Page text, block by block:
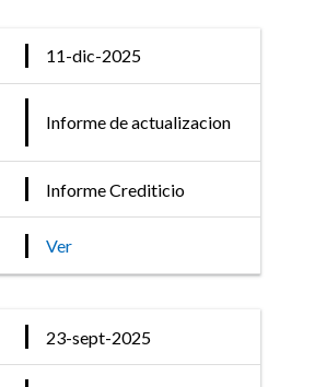
de Fitch
asigna
a las ON Clase
emitidas por
Galicia y Buenos
11-dic-2025
Informe de actualizacion
Informe Crediticio
Ver
23-sept-2025